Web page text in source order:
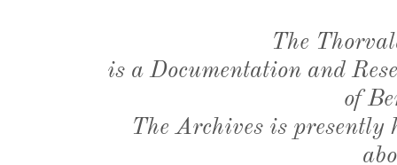
The
is a Documentation and
of
The Archives is presently